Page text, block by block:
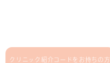
クリニック紹介コードをお持ちの方